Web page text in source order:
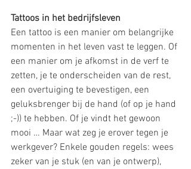
Tattoos in het bedrijfsleven
Een tattoo is een manier om belangrijke
momenten in het leven vast te leggen. Of
een manier om je afkomst in de verf te
zetten, je te onderscheiden van de rest,
een overtuiging te bevestigen, een
geluksbrenger bij de hand (of op je hand
;-)) te hebben. Of je vindt het gewoon
mooi … Maar wat zeg je erover tegen je
werkgever? Enkele gouden regels: wees
zeker van je stuk (en van je ontwerp),